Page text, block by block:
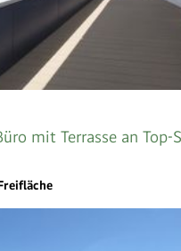
mit Terrasse an Top-